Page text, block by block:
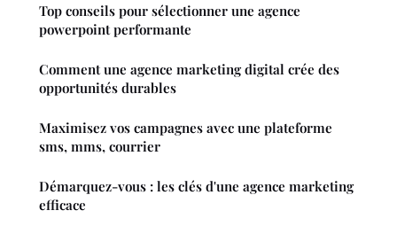
Top conseils pour sélectionner une agence
powerpoint performante
Comment une agence marketing digital crée des
opportunités durables
Maximisez vos campagnes avec une plateforme
sms, mms, courrier
Démarquez-vous : les clés d'une agence marketing
efficace